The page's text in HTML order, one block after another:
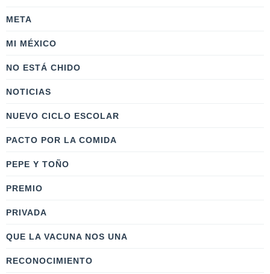
META
MI MÉXICO
NO ESTÁ CHIDO
NOTICIAS
NUEVO CICLO ESCOLAR
PACTO POR LA COMIDA
PEPE Y TOÑO
PREMIO
PRIVADA
QUE LA VACUNA NOS UNA
RECONOCIMIENTO